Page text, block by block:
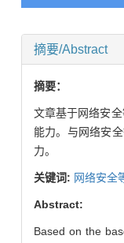
摘要/Abstract
摘要：
文章基于网络安
能力。与网络安
力。
关键词: 网络安全
Abstract:
Based on the